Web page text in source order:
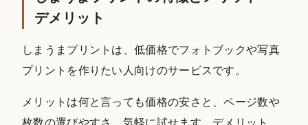
デメリット
しまうまプリントは、低価格でフォトブックや写真
プリントを作りたい人向けのサービスです。
メリットは何と言っても価格の安さと、ページ数や
枚数の選びやすさ。気軽に試せます。デメリット